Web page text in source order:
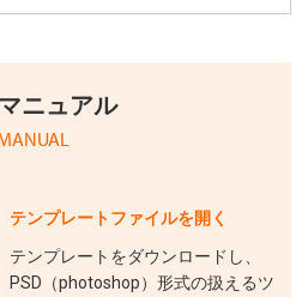
ニュアル
テンプレートファイルを開く
テンプレートをダウンロードし、
PSD（photoshop）形式の扱えるツ